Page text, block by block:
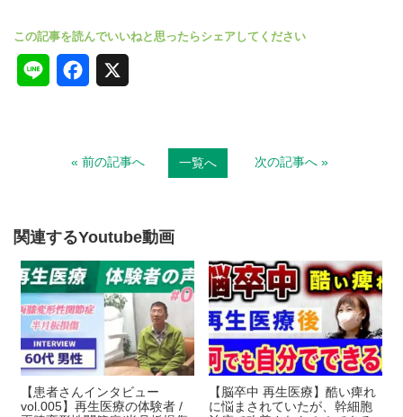
e
o
o
k
« 前の記事へ 一覧へ 次の記事へ »
関連するYoutube動画
【患者さんインタビュー
vol.005】再生医療の体験者 /
【脳卒中 再生医療】酷い痺れ
に悩まされていたが、幹細胞